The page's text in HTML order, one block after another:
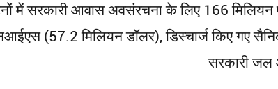
में सरकारी आवास अवसंरचना के लिए 166
(57.2 मिलियन डॉलर), डिस्चार्ज किए गए
सरकारी जल